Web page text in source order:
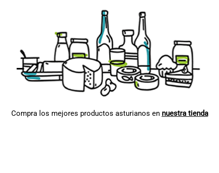
Compra los mejores productos asturianos en nuestra tienda